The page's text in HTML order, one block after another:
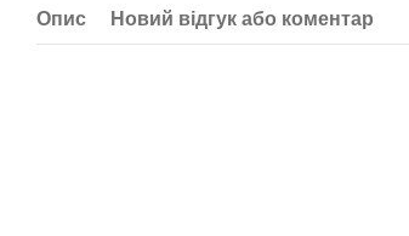
Опис Новий відгук або коментар